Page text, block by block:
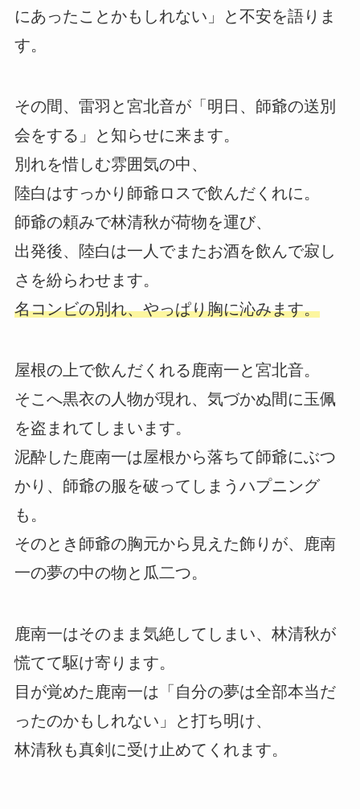
にあったことかもしれない」と不安を語りま
す。
その間、雷羽と宮北音が「明日、師爺の送別
会をする」と知らせに来ます。
別れを惜しむ雰囲気の中、
陸白はすっかり師爺ロスで飲んだくれに。
師爺の頼みで林清秋が荷物を運び、
出発後、陸白は一人でまたお酒を飲んで寂し
さを紛らわせます。
名コンビの別れ、やっぱり胸に沁みます。
屋根の上で飲んだくれる鹿南一と宮北音。
そこへ黒衣の人物が現れ、気づかぬ間に玉佩
を盗まれてしまいます。
泥酔した鹿南一は屋根から落ちて師爺にぶつ
かり、師爺の服を破ってしまうハプニング
も。
そのとき師爺の胸元から見えた飾りが、鹿南
一の夢の中の物と瓜二つ。
鹿南一はそのまま気絶してしまい、林清秋が
慌てて駆け寄ります。
目が覚めた鹿南一は「自分の夢は全部本当だ
ったのかもしれない」と打ち明け、
林清秋も真剣に受け止めてくれます。